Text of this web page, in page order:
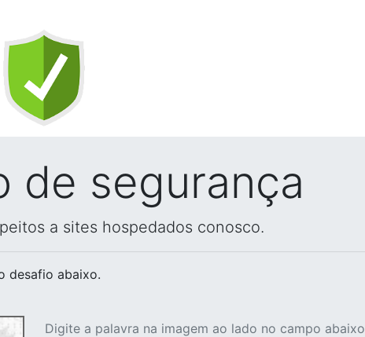
de segurança
a sites hospedados conosco.
desafio abaixo.
Digite a palavra na imagem ao lado no campo abaixo